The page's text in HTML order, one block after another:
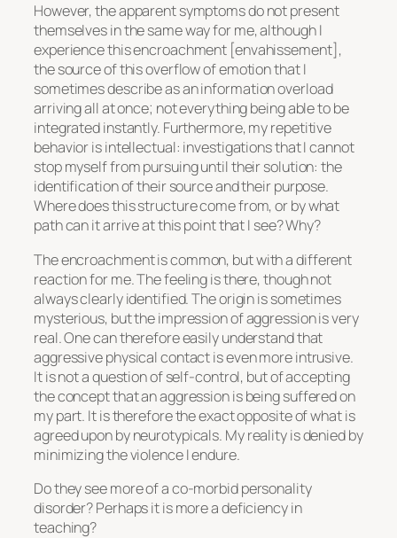
However, the apparent symptoms do not present
themselves in the same way for me, although I
experience this encroachment [envahissement],
the source of this overflow of emotion that I
sometimes describe as an information overload
arriving all at once; not everything being able to be
integrated instantly. Furthermore, my repetitive
behavior is intellectual: investigations that I cannot
stop myself from pursuing until their solution: the
identification of their source and their purpose.
Where does this structure come from, or by what
path can it arrive at this point that I see? Why?
The encroachment is common, but with a different
reaction for me. The feeling is there, though not
always clearly identified. The origin is sometimes
mysterious, but the impression of aggression is very
real. One can therefore easily understand that
aggressive physical contact is even more intrusive.
It is not a question of self-control, but of accepting
the concept that an aggression is being suffered on
my part. It is therefore the exact opposite of what is
agreed upon by neurotypicals. My reality is denied by
minimizing the violence I endure.
Do they see more of a co-morbid personality
disorder? Perhaps it is more a deficiency in
teaching?